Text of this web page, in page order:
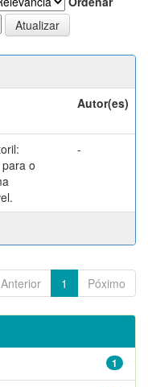
Autor(es)
o
-
Anterior 1 Póximo
1